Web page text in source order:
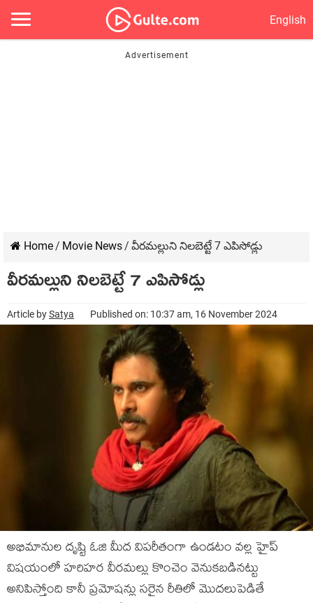
English
Home/ Movie News/ వీరమల్లుని నిలబెట్టే 7 ఎపిసోడ్లు
వీరమల్లుని నిలబెట్టే 7 ఎపిసోడ్లు
Article bySatya Published on: 10:37 am, 16 November 2024
అభిమానుల దృష్టి ఓజి మీద విపరీతంగా ఉండటం వల్ల హైప్
విషయంలో హరిహర వీరమల్లు కొంచెం వెనుకబడినట్టు
అనిపిస్తోంది కానీ ప్రమోషన్లు సరైన రీతిలో మొదలుపెడితే